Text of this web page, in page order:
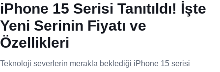
iPhone 15 Serisi Tanıtıldı! İşte
Yeni Serinin Fiyatı ve
Özellikleri
Teknoloji severlerin merakla beklediği iPhone 15 serisi